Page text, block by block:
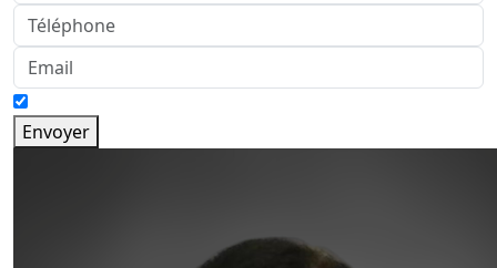
Envoyer